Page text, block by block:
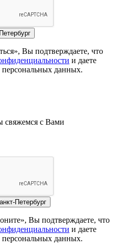
Вы подтверждаете, что
и даете
персональных данных.
свяжемся с Вами
Петербург
Вы подтверждаете, что
и даете
персональных данных.